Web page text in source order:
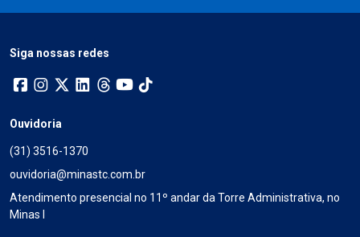
Siga nossas redes
Ouvidoria
(31) 3516-1370
ouvidoria@minastc.com.br
Atendimento presencial no 11º andar da Torre Administrativa, no
Minas I